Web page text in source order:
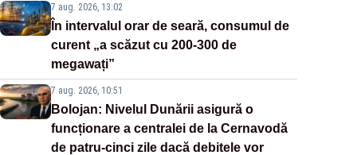
7 aug. 2026, 13:02
În intervalul orar de seară, consumul de
curent „a scăzut cu 200-300 de
megawați”
7 aug. 2026, 10:51
Bolojan: Nivelul Dunării asigură o
funcționare a centralei de la Cernavodă
de patru-cinci zile dacă debitele vor